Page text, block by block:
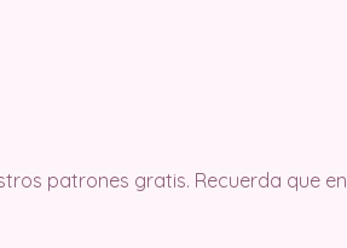
patrones gratis. Recuerda que en